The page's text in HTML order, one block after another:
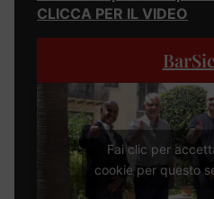
CLICCA PER IL VIDEO
Fai clic per
cookie per questo